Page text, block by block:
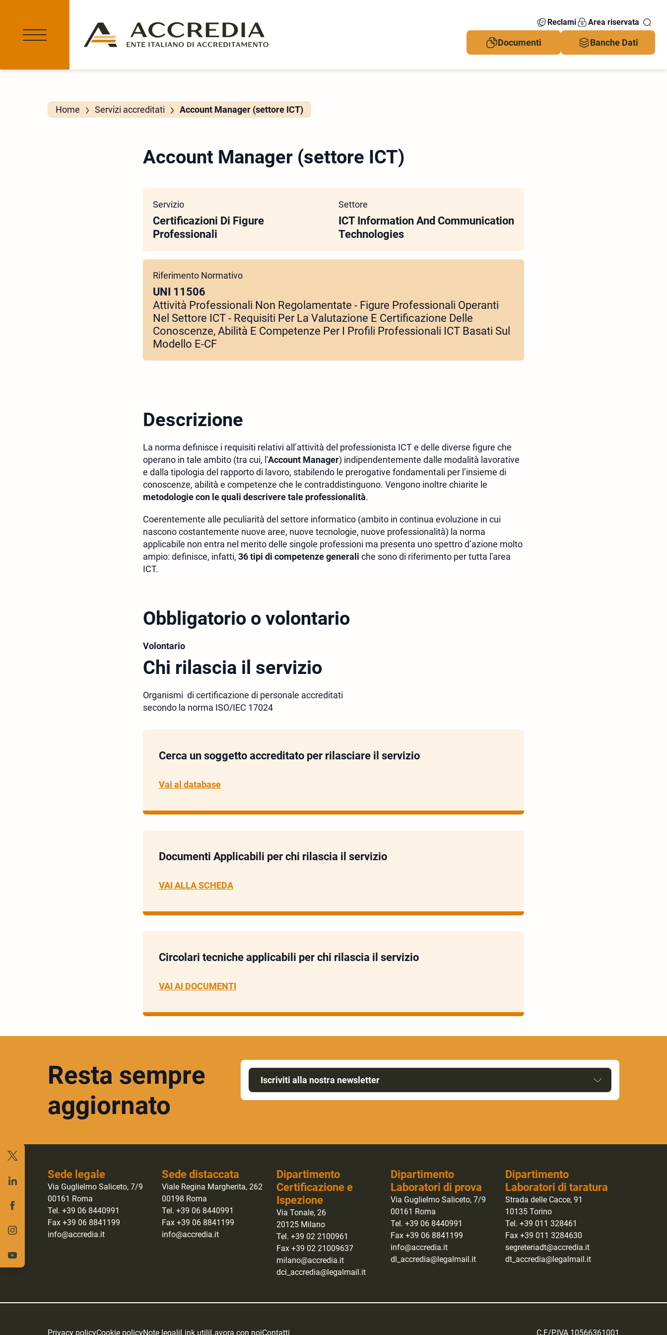
Reclami Area riservata
Documenti Banche Dati
Home Servizi accreditati Account Manager (settore ICT)
Account Manager (settore ICT)
Servizio
Certificazioni Di Figure
Professionali
Settore
ICT Information And Communication
Technologies
Riferimento Normativo
UNI 11506
Attività Professionali Non Regolamentate - Figure Professionali Operanti
Nel Settore ICT - Requisiti Per La Valutazione E Certificazione Delle
Conoscenze, Abilità E Competenze Per I Profili Professionali ICT Basati Sul
Modello E-CF
Descrizione
La norma definisce i requisiti relativi all’attività del professionista ICT e delle diverse figure che
operano in tale ambito (tra cui, l'Account Manager) indipendentemente dalle modalità lavorative
e dalla tipologia del rapporto di lavoro, stabilendo le prerogative fondamentali per l’insieme di
conoscenze, abilità e competenze che le contraddistinguono. Vengono inoltre chiarite le
metodologie con le quali descrivere tale professionalità.
Coerentemente alle peculiarità del settore informatico (ambito in continua evoluzione in cui
nascono costantemente nuove aree, nuove tecnologie, nuove professionalità) la norma
applicabile non entra nel merito delle singole professioni ma presenta uno spettro d’azione molto
ampio: definisce, infatti, 36 tipi di competenze generali che sono di riferimento per tutta l'area
ICT.
Obbligatorio o volontario
Volontario
Chi rilascia il servizio
Organismi di certificazione di personale accreditati
secondo la norma ISO/IEC 17024
Cerca un soggetto accreditato per rilasciare il servizio
Vai al database
Documenti Applicabili per chi rilascia il servizio
VAI ALLA SCHEDA
Circolari tecniche applicabili per chi rilascia il servizio
VAI AI DOCUMENTI
Resta sempre
aggiornato
Iscriviti alla nostra newsletter
Sede legale
Via Guglielmo Saliceto, 7/9
00161 Roma
Tel. +39 06 8440991
Fax +39 06 8841199
info@accredia.it
Sede distaccata
Viale Regina Margherita, 262
00198 Roma
Tel. +39 06 8440991
Fax +39 06 8841199
info@accredia.it
Dipartimento
Certificazione e
Ispezione
Via Tonale, 26
20125 Milano
Tel. +39 02 2100961
Fax +39 02 21009637
milano@accredia.it
dci_accredia@legalmail.it
Dipartimento
Laboratori di prova
Via Guglielmo Saliceto, 7/9
00161 Roma
Tel. +39 06 8440991
Fax +39 06 8841199
info@accredia.it
dl_accredia@legalmail.it
Dipartimento
Laboratori di taratura
Strada delle Cacce, 91
10135 Torino
Tel. +39 011 328461
Fax +39 011 3284630
segreteriadt@accredia.it
dt_accredia@legalmail.it
Privacy policyCookie policyNote legaliLink utiliLavora con noiContatti C.F/P.IVA 10566361001